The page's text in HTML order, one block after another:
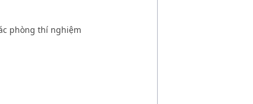
phòng thí nghiệm